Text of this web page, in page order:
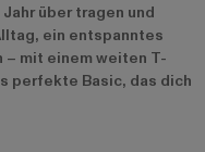
über tragen und
ein entspanntes
mit einem weiten T-
perfekte Basic, das dich